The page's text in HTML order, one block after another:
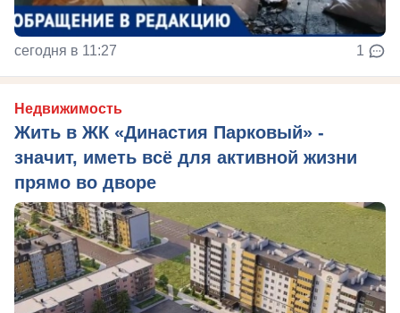
сегодня в 11:27 1
Недвижимость
Жить в ЖК «Династия Парковый» -
значит, иметь всё для активной жизни
прямо во дворе